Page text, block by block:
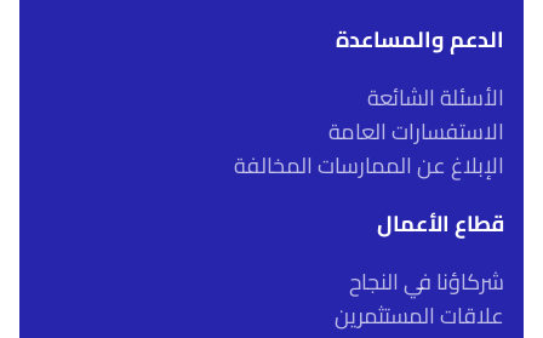
الدعم والمساعدة
الأسئلة الشائعة
الاستفسارات العامة
الإبلاغ عن الممارسات المخالفة
قطاع الأعمال
شركاؤنا في النجاح
علاقات المستثمرين